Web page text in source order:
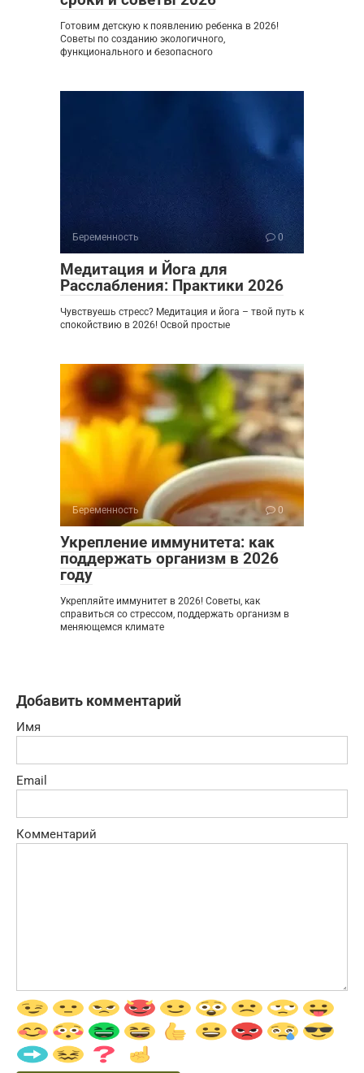
Готовим детскую к появлению ребенка в 2026!
Советы по созданию экологичного,
функционального и безопасного
Беременность 0
Медитация и Йога для
Расслабления: Практики 2026
Чувствуешь стресс? Медитация и йога – твой путь к
спокойствию в 2026! Освой простые
Беременность 0
Укрепление иммунитета: как
поддержать организм в 2026
году
Укрепляйте иммунитет в 2026! Советы, как
справиться со стрессом, поддержать организм в
меняющемся климате
Добавить комментарий
Имя
Email
Комментарий